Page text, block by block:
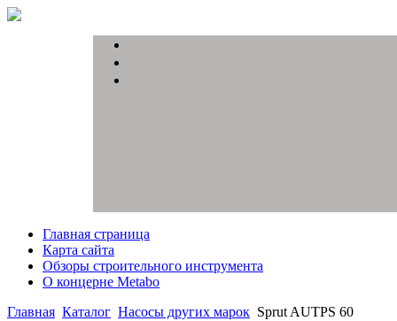
Главная страница
Карта сайта
Обзоры строительного инструмента
О концерне Metabo
Главная Каталог Насосы других марок Sprut AUTPS 60